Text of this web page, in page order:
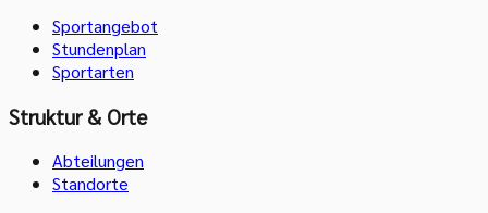
Sportangebot
Stundenplan
Sportarten
Struktur & Orte
Abteilungen
Standorte